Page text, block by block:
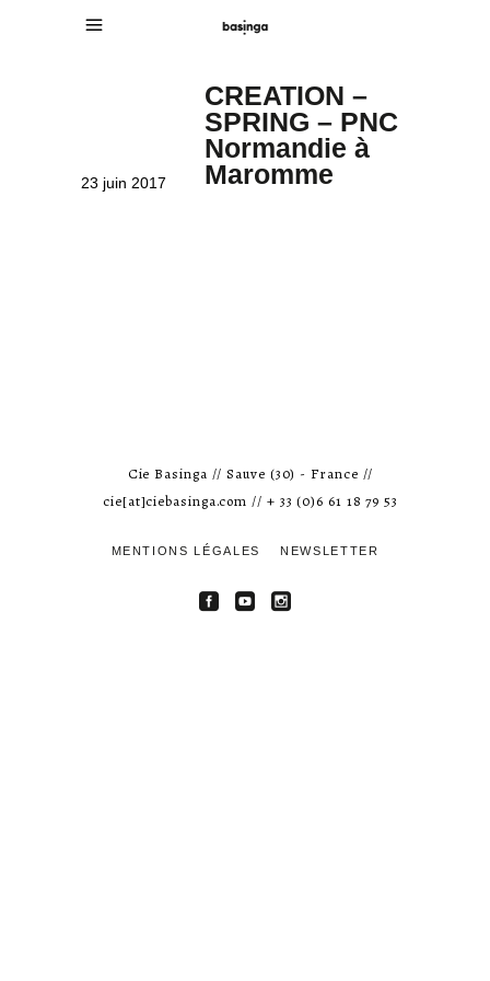
23 juin 2017
CREATION –
SPRING – PNC
Normandie à
Maromme
Cie Basinga // Sauve (30) - France //
cie[at]ciebasinga.com // + 33 (0)6 61 18 79 53
MENTIONS LÉGALES NEWSLETTER